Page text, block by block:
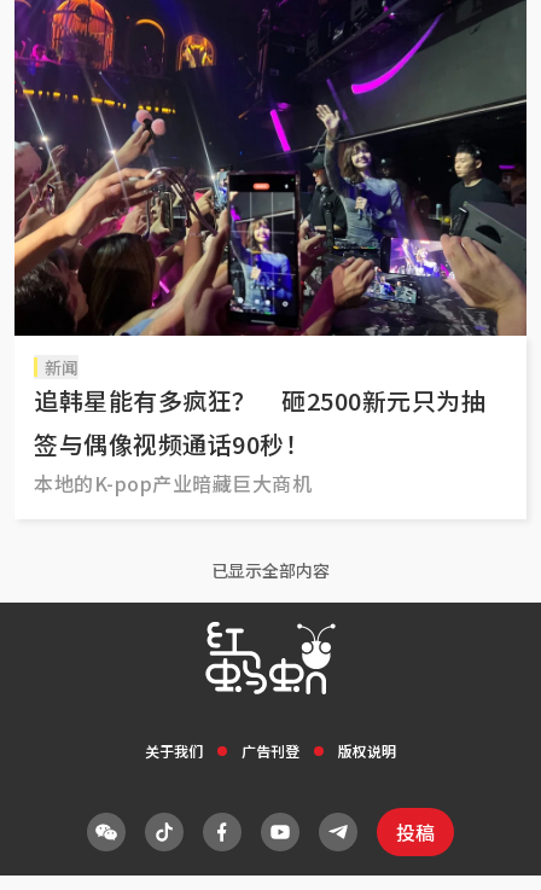
新闻
追韩星能有多疯狂？ 砸2500新元只为抽
签与偶像视频通话90秒！
本地的K-pop产业暗藏巨大商机
已显示全部内容
关于我们 广告刊登 版权说明
投稿